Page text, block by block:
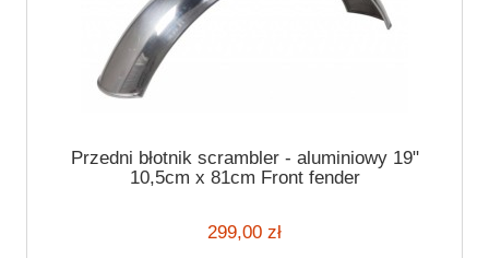
Przedni błotnik scrambler - aluminiowy 19"
10,5cm x 81cm Front fender
299,00 zł